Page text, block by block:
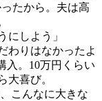
たから。夫は高
にしよう」
わりはなかったよ
入。10万円くらい
大喜び。
こんなに大きな